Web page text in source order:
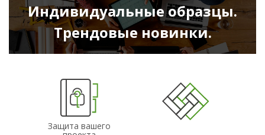
Индивидуальные образцы.
Трендовые новинки.
Защита вашего